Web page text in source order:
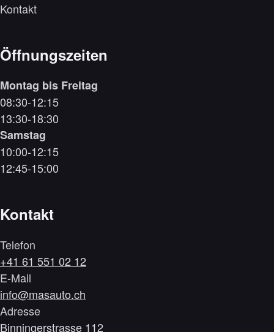
Kontakt
Öffnungszeiten
Montag bis Freitag
08:30-12:15
13:30-18:30
Samstag
10:00-12:15
12:45-15:00
Kontakt
Telefon
+41 61 551 02 12
E-Mail
info@masauto.ch
Adresse
Binningerstrasse 112